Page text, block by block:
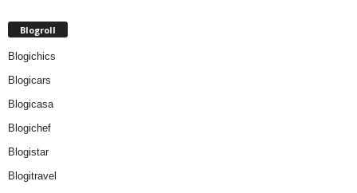
Blogroll
Blogichics
Blogicars
Blogicasa
Blogichef
Blogistar
Blogitravel